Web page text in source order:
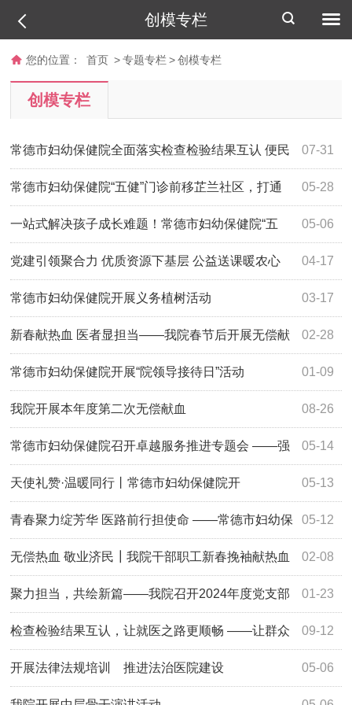
创模专栏
您的位置： 首页 > 专题专栏 > 创模专栏
创模专栏
07-31
常德市妇幼保健院全面落实检查检验结果互认 便民
惠民出实效 05-28
常德市妇幼保健院“五健”门诊前移芷兰社区，打通
儿童健康服务“最后一公里” 05-06
一站式解决孩子成长难题！常德市妇幼保健院“五
健”多学科筛查门诊开诊 04-17
党建引领聚合力 优质资源下基层 公益送课暖农心
03-17
常德市妇幼保健院开展义务植树活动
02-28
新春献热血 医者显担当——我院春节后开展无偿献
血活动 01-09
常德市妇幼保健院开展“院领导接待日”活动
08-26
我院开展本年度第二次无偿献血
05-14
常德市妇幼保健院召开卓越服务推进专题会 ——强
化整改落实 深化常态化管理 05-13
天使礼赞·温暖同行丨常德市妇幼保健院开
展“5·12”护士节系列活动 05-12
青春聚力绽芳华 医路前行担使命 ——常德市妇幼保
健院2025年青年员工大会圆满召开 02-08
无偿热血 敬业济民┃我院干部职工新春挽袖献热血
01-23
聚力担当，共绘新篇——我院召开2024年度党支部
书记 “双述双评”工作会议 09-12
检查检验结果互认，让就医之路更顺畅 ——让群众
省钱、省时、更省心！ 05-06
开展法律法规培训 推进法治医院建设